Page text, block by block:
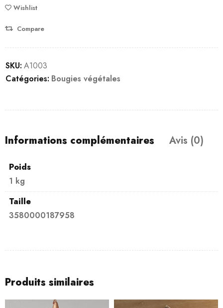
Wishlist
Compare
SKU: A1003
Catégories: Bougies végétales
Informations complémentaires Avis (0)
Poids
1 kg
Taille
3580000187958
Produits similaires